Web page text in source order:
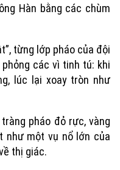
Hàn bằng các chùm
từng lớp pháo của đội
các vì tinh tú: khi
lúc lại xoay tròn như
pháo đỏ rực, vàng
như một vụ nổ lớn của
thị giác.